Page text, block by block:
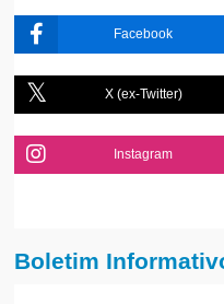
Facebook
X (ex-Twitter)
Instagram
Boletim